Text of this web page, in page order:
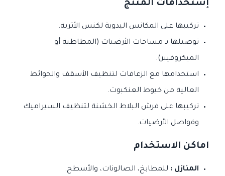
إستخدامات المنتج
تركيبها على المكانس اليدوية لكنس الأتربة.
توصيلها بـ مساحات الأرضيات (المطاطية أو
الميكروفيبر).
استخدامها مع الزعافات لتنظيف الأسقف والحوائط
العالية من خيوط العنكبوت.
تركيبها على فرش البلاط الخشنة لتنظيف السيراميك
وفواصل الأرضيات.
اماكن الاستخدام
المنازل : للمطابخ، الصالونات، والأسطح.